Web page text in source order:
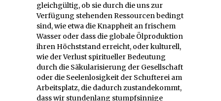
gleichgültig, ob sie durch die uns zur
Verfügung stehenden Ressourcen bedingt
sind, wie etwa die Knappheit an frischem
Wasser oder dass die globale Ölproduktion
ihren Höchststand erreicht, oder kulturell,
wie der Verlust spiritueller Bedeutung
durch die Säkularisierung der Gesellschaft
oder die Seelenlosigkeit der Schufterei am
Arbeitsplatz, die dadurch zustandekommt,
dass wir stundenlang stumpfsinnige